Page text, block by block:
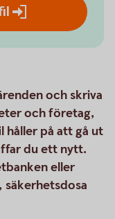
och skriva
och företag,
håller på att gå ut
du ett nytt.
eller
säkerhetsdosa